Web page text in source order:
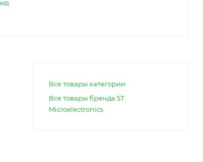
Все товары категории
Все товары бренда ST
Microelectronics